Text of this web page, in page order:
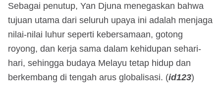
Sebagai penutup, Yan Djuna menegaskan bahwa
tujuan utama dari seluruh upaya ini adalah menjaga
nilai-nilai luhur seperti kebersamaan, gotong
royong, dan kerja sama dalam kehidupan sehari-
hari, sehingga budaya Melayu tetap hidup dan
berkembang di tengah arus globalisasi. (id123)